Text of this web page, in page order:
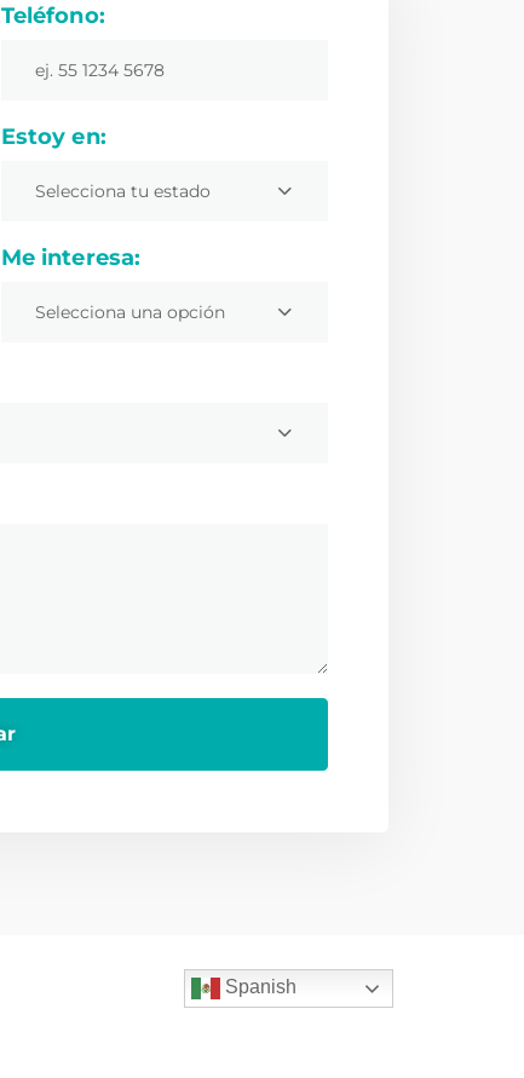
Teléfono:
Estoy en:
Selecciona tu estado
Me interesa:
Selecciona una opción
Servicios
Spanish